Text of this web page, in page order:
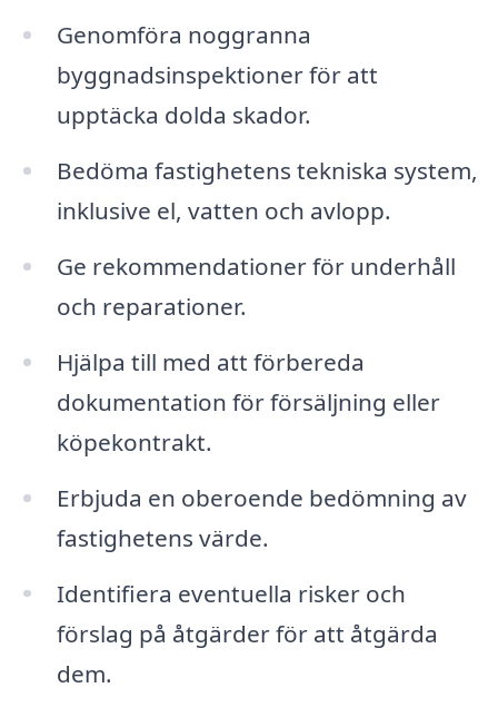
Genomföra noggranna
byggnadsinspektioner för att
upptäcka dolda skador.
Bedöma fastighetens tekniska system,
inklusive el, vatten och avlopp.
Ge rekommendationer för underhåll
och reparationer.
Hjälpa till med att förbereda
dokumentation för försäljning eller
köpekontrakt.
Erbjuda en oberoende bedömning av
fastighetens värde.
Identifiera eventuella risker och
förslag på åtgärder för att åtgärda
dem.